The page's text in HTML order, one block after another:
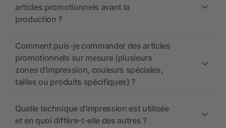
articles promotionnels avant la
production ?
Comment puis-je commander des articles
promotionnels sur mesure (plusieurs
zones d’impression, couleurs spéciales,
tailles ou produits spécifiques) ?
Quelle technique d’impression est utilisée
et en quoi diffère-t-elle des autres ?